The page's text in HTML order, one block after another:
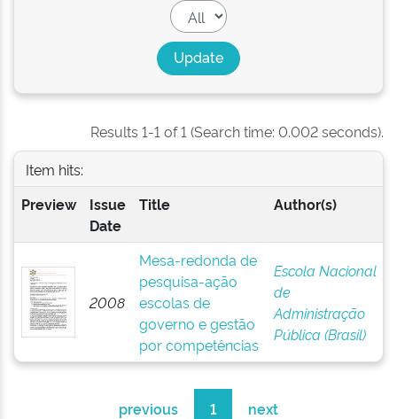
Results 1-1 of 1 (Search time: 0.002 seconds).
Item hits:
Preview
Issue
Date
Title Author(s)
2008
Mesa-redonda de
pesquisa-ação
escolas de
governo e gestão
por competências
Escola Nacional
de
Administração
Pública (Brasil)
previous 1 next